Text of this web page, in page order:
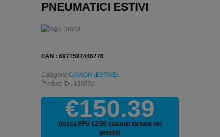
PNEUMATICI ESTIVI
EAN : 6971597446776
Category: CAMION (ESTIVE).
Product ID : 130532
€150.39
(tassa PFU €2.50 cad.uno inclusa nel
prezzo)